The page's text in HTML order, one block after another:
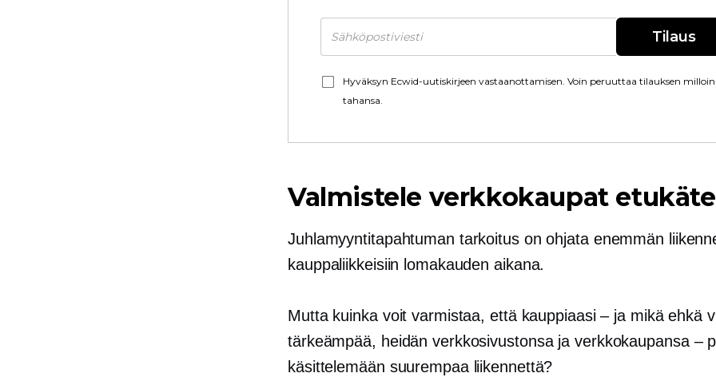
Tilaus
Hyväksyn Ecwid-uutiskirjeen vastaanottamisen. Voin peruuttaa tilauksen milloin
tahansa.
Valmistele verkkokaupat
Juhlamyyntitapahtuman tarkoitus on ohjata enemmän
kauppaliikkeisiin lomakauden aikana.
Mutta kuinka voit varmistaa, että kauppiaasi – ja mikä ehkä
tärkeämpää, heidän verkkosivustonsa ja verkkokaupansa –
käsittelemään suurempaa liikennettä?